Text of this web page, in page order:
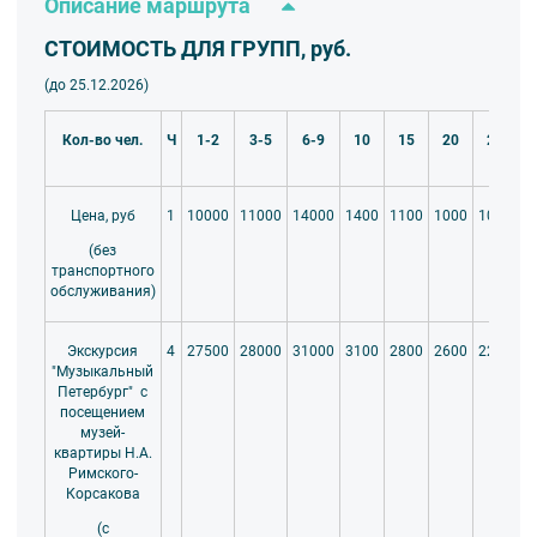
Описание маршрута
СТОИМОСТЬ ДЛЯ ГРУПП, руб.
(до 25.12.2026)
Кол-во чел. Ч 1-2 3-5 6-9 10 15 20 25
Цена, руб
(без
транспортного
обслуживания)
1 10000 11000 14000 1400 1100 1000 1000
Экскурсия
"Музыкальный
Петербург"с
посещением
музей-
квартиры Н.А.
Римского-
Корсакова
(с
4 27500 28000 31000 3100 2800 2600 2200